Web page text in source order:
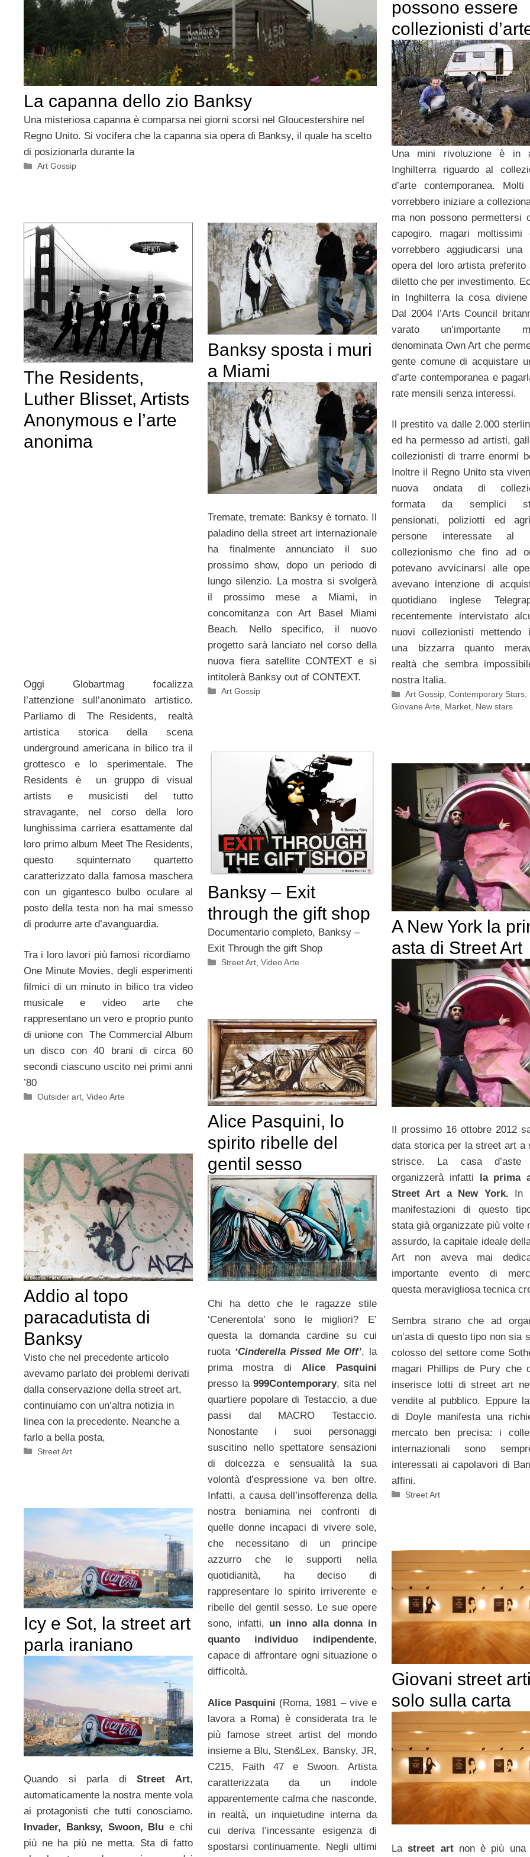
La capanna dello zio Banksy
Una misteriosa capanna è comparsa nei giorni scorsi nel Gloucestershire nel
Regno Unito. Si vocifera che la capanna sia opera di Banksy, il quale ha scelto
di posizionarla durante la
Categorie
Art Gossip
possono essere
collezionisti
Una mini rivoluzione è in
Inghilterra riguardo al
d’arte contemporanea.
vorrebbero iniziare a
ma non possono permettersi
capogiro, magari moltissimi
vorrebbero aggiudicarsi una
opera del loro artista preferito
diletto che per investimento.
in Inghilterra la cosa diviene
Dal 2004 l’Arts Council
varato un’importante
denominata Own Art che
gente comune di acquistare
d’arte contemporanea e
rate mensili senza interessi.
Il prestito va dalle 2.000
ed ha permesso ad artisti,
collezionisti di trarre enormi
Inoltre il Regno Unito sta
nuova ondata di
formata da semplici
pensionati, poliziotti ed
persone interessate al
collezionismo che fino ad
potevano avvicinarsi alle
avevano intenzione di
quotidiano inglese
recentemente intervistato
nuovi collezionisti mettendo
una bizzarra quanto
realtà che sembra
nostra Italia.
Categorie
Art Gossip ,Contemporary Stars
Giovane Arte
Market, New stars
The Residents,
Luther Blisset, Artists
Anonymous e l’arte
anonima
Oggi Globartmag focalizza
l’attenzione sull’anonimato artistico.
Parliamo di The Residents, realtà
artistica storica della scena
underground americana in bilico tra il
grottesco e lo sperimentale. The
Residents è un gruppo di visual
artists e musicisti del tutto
stravagante, nel corso della loro
lunghissima carriera esattamente dal
loro primo album Meet The Residents,
questo squinternato quartetto
caratterizzato dalla famosa maschera
con un gigantesco bulbo oculare al
posto della testa non ha mai smesso
di produrre arte d’avanguardia.
Tra i loro lavori più famosi ricordiamo
One Minute Movies, degli esperimenti
filmici di un minuto in bilico tra video
musicale e video arte che
rappresentano un vero e proprio punto
di unione con The Commercial Album
un disco con 40 brani di circa 60
secondi ciascuno uscito nei primi anni
’80
Categorie
Outsider art ,Video Arte
Banksy sposta i muri
a Miami
Tremate, tremate: Banksy è tornato. Il
paladino della street art internazionale
ha finalmente annunciato il suo
prossimo show, dopo un periodo di
lungo silenzio. La mostra si svolgerà
il prossimo mese a Miami, in
concomitanza con Art Basel Miami
Beach. Nello specifico, il nuovo
progetto sarà lanciato nel corso della
nuova fiera satellite CONTEXT e si
intitolerà Banksy out of CONTEXT.
Categorie
Art Gossip
Banksy – Exit
through the gift shop
Documentario completo, Banksy –
Exit Through the gift Shop
Categorie
Street Art ,Video Arte
A New York la
asta di Street Art
Il prossimo 16 ottobre 2012
data storica per la street art a
strisce. La casa
organizzerà infatti la prima
Street Art a New York. In
manifestazioni di questo
stata già organizzate più volte
assurdo, la capitale ideale
Art non aveva mai
importante evento di
questa meravigliosa tecnica
Sembra strano che ad
un’asta di questo tipo non sia
colosso del settore come
magari Phillips de Pury che
inserisce lotti di street art
vendite al pubblico. Eppure
di Doyle manifesta una
mercato ben precisa: i
internazionali sono
interessati ai capolavori di
affini.
Categorie
Street Art
Alice Pasquini, lo
spirito ribelle del
gentil sesso
Chi ha detto che le ragazze stile
‘Cenerentola’ sono le migliori? E’
questa la domanda cardine su cui
ruota ‘Cinderella Pissed Me Off’, la
prima mostra diAlice Pasquini
presso la999Contemporary, sita nel
quartiere popolare di Testaccio, a due
passi dal MACRO Testaccio.
Nonostante i suoi personaggi
suscitino nello spettatore sensazioni
di dolcezza e sensualità la sua
volontà d’espressione va ben oltre.
Infatti, a causa dell’insofferenza della
nostra beniamina nei confronti di
quelle donne incapaci di vivere sole,
che necessitano di un principe
azzurro che le supporti nella
quotidianità, ha deciso di
rappresentare lo spirito irriverente e
ribelle del gentil sesso. Le sue opere
sono, infatti, un inno alla donna in
quanto individuo indipendente,
capace di affrontare ogni situazione o
difficoltà.
Alice Pasquini (Roma, 1981 – vive e
lavora a Roma) è considerata tra le
più famose street artist del mondo
insieme a Blu, Sten&Lex, Bansky, JR,
C215, Faith 47 e Swoon. Artista
caratterizzata da un indole
apparentemente calma che nasconde,
in realtà, un inquietudine interna da
cui deriva l’incessante esigenza di
spostarsi continuamente. Negli ultimi
Addio al topo
paracadutista di
Banksy
Visto che nel precedente articolo
avevamo parlato dei problemi derivati
dalla conservazione della street art,
continuiamo con un’altra notizia in
linea con la precedente. Neanche a
farlo a bella posta,
Categorie
Street Art
Icy e Sot, la street art
parla iraniano
Quando si parla diStreet Art,
automaticamente la nostra mente vola
ai protagonisti che tutti conosciamo.
Invader, Banksy, Swoon, Blu e chi
più ne ha più ne metta. Sta di fatto
Giovani street
solo sulla carta
Lastreet artnon è più una